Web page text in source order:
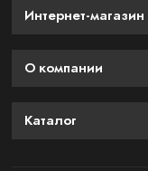
Интернет-магазин
О компании
Каталог